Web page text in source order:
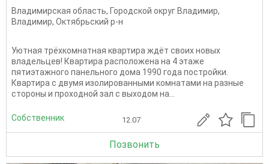
Владимирская область, Городской округ Владимир,
Владимир, Октябрьский р-н
Уютная трёхкомнатная квартира ждёт своих новых
владельцев! Квартира расположена на 4 этаже
пятиэтажного панельного дома 1990 года постройки.
Квартира с двумя изолированными комнатами на разные
стороны и проходной зал с выходом на...
Собственник 12.07
Позвонить